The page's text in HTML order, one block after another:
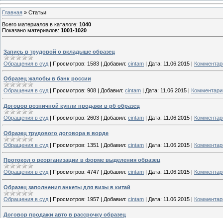
Главная » Статьи
Всего материалов в каталоге: 1040
Показано материалов: 1001-1020
Запись в трудовой о вкладыше образец
Обращения в суд | Просмотров: 1583 | Добавил: cintam | Дата: 11.06.2015 |
Образец жалобы в банк россии
Обращения в суд
Просмотров: 908 Добавил: cintam Дата: 11.06.2015
Договор розничной купли продажи в рб образец
Обращения в суд | Просмотров: 2603 | Добавил: cintam | Дата: 11.06.2015 |
Образец трудового договора в ворде
Обращения в суд | Просмотров: 1351 | Добавил: cintam | Дата: 11.06.2015 |
Протокол о реорганизации в форме выделения образец
Обращения в суд
Просмотров: 4747 Добавил: cintam Дата: 11.06.2015
Образец заполнения анкеты для визы в китай
Обращения в суд | Просмотров: 1957 | Добавил: cintam | Дата: 11.06.2015 |
Договор продажи авто в рассрочку образец